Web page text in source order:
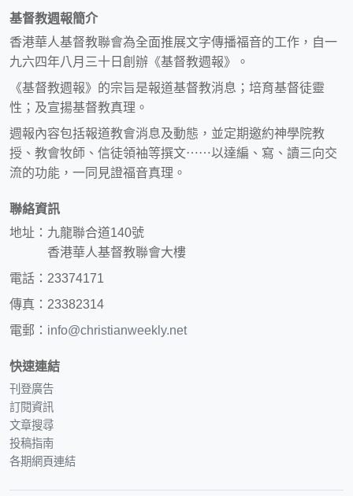
基督教週報簡介
香港華人基督教聯會為全面推展文字傳播福音的工作，自一
九六四年八月三十日創辦《基督教週報》。
《基督教週報》的宗旨是報道基督教消息；培育基督徒靈
性；及宣揚基督教真理。
週報內容包括報道教會消息及動態，並定期邀約神學院教
授、教會牧師、信徒領袖等撰文⋯⋯以達編、寫、讀三向交
流的功能，一同見證福音真理。
聯絡資訊
地址：九龍聯合道140號
香港華人基督教聯會大樓
電話：23374171
傳真：23382314
電郵： info@christianweekly.net
快速連結
刊登廣告
訂閱資訊
文章搜尋
投稿指南
各期網頁連結